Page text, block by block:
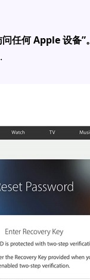
任何 Apple 设备”。